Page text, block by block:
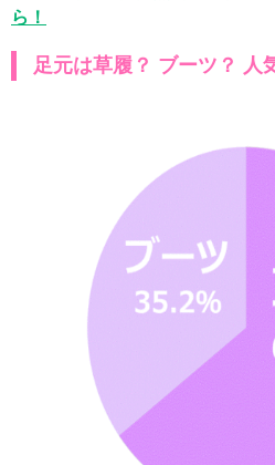
ら！
足元は草履？ ブーツ？ 人